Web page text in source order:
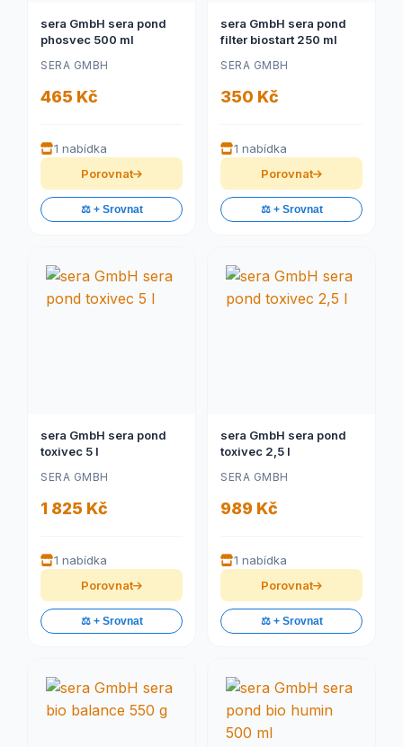
sera GmbH sera pond
phosvec 500 ml
SERA GMBH
465 Kč
1 nabídka
Porovnat
⚖️ + Srovnat
sera GmbH sera pond
filter biostart 250 ml
SERA GMBH
350 Kč
1 nabídka
Porovnat
⚖️ + Srovnat
sera GmbH sera pond
toxivec 5 l
SERA GMBH
1 825 Kč
1 nabídka
Porovnat
⚖️ + Srovnat
sera GmbH sera pond
toxivec 2,5 l
SERA GMBH
989 Kč
1 nabídka
Porovnat
⚖️ + Srovnat